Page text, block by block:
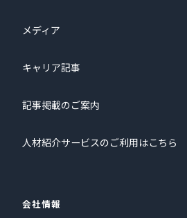
メディア
キャリア記事
記事掲載のご案内
人材紹介サービスのご利用はこちら
会社情報